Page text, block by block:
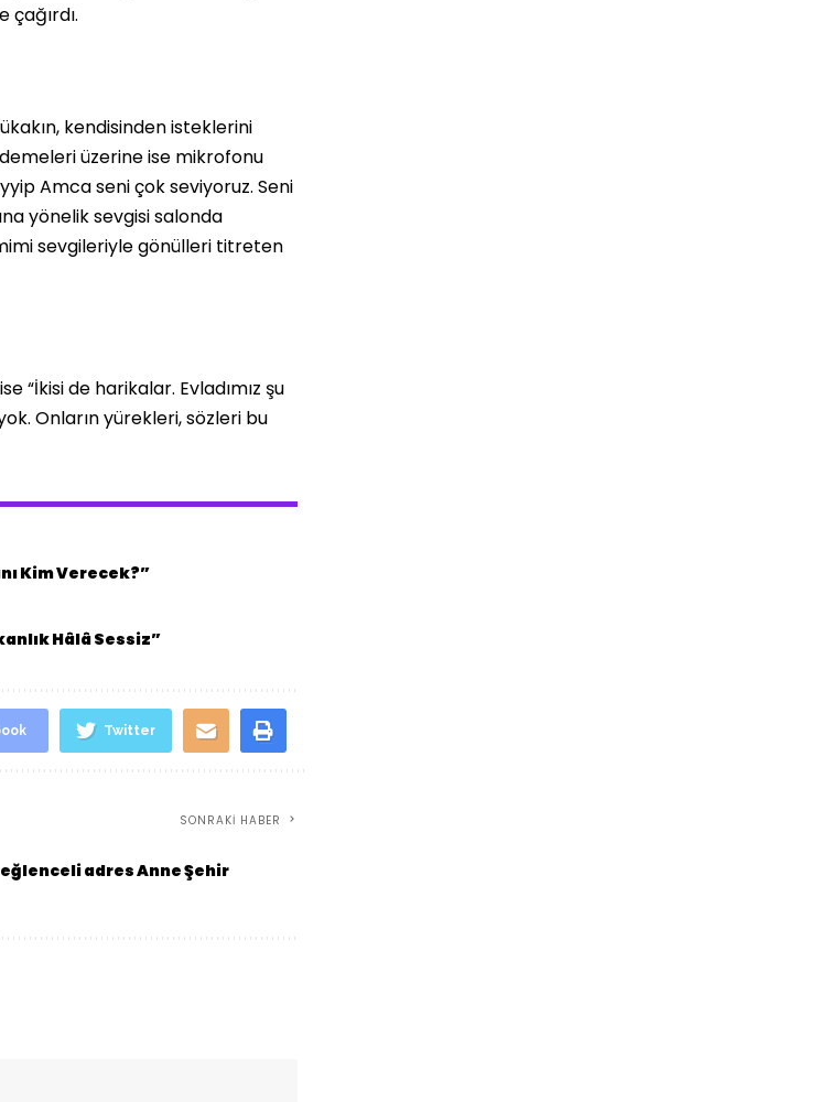
kendisinden isteklerini
üzerine ise mikrofonu
Amca seni çok seviyoruz. Seni
yönelik sevgisi salonda
sevgileriyle gönülleri titreten
“İkisi de harikalar. Evladımız şu
Onların yürekleri, sözleri bu
Kim Verecek?”
Hâlâ Sessiz”
Twitter
SONRAKI HABER
eğlenceli adres Anne Şehir